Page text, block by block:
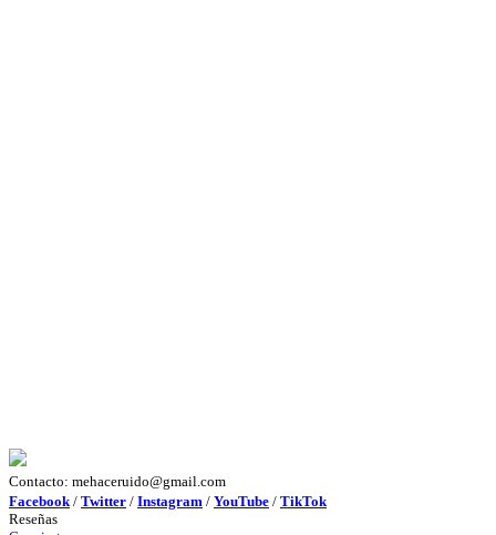
Contacto: mehaceruido@gmail.com
Facebook/ Twitter / Instagram / YouTube / TikTok
Reseñas